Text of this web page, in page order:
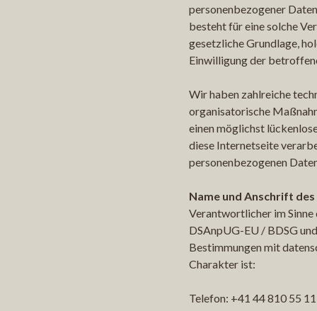
personenbezogener
besteht für eine solche
gesetzliche Grundlage,
Einwilligung der
Wir haben zahlreiche
organisatorische
einen möglichst
diese Internetseite
personenbezogenen
Name und Anschrift
Verantwortlicher im Sinne
DSAnpUG-EU / BDSG
Bestimmungen mit
Charakter ist:
Telefon: +41 44 810 55 11